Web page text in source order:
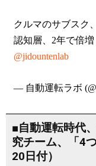
クルマのサブスク
認知層、2年で倍
@jidountenlab
— 自動運転ラボ
■自動運転時代
究チーム、「4
20日付）